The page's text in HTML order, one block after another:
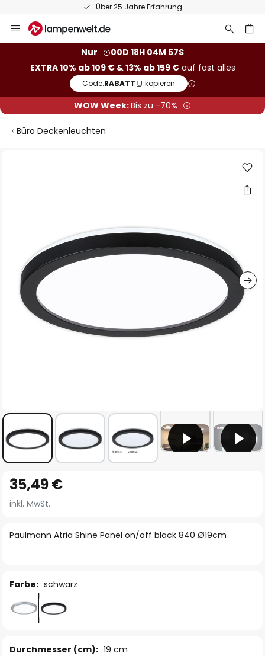
Über 25 Jahre Erfahrung
Inhalt
Nur
00D 18H 04M 56S
EXTRA 10% ab 109 € & 13% ab 159 €auf fast alles
Code:RABATT kopieren
WOW Week:Bis zu -70%
Büro Deckenleuchten
Anfang
der
springen
Paulmann Atria Shine Panel on/off black 840 Ø19cm
35,49 €
inkl. MwSt.
Farbe: schwarz
Durchmesser (cm): 19 cm